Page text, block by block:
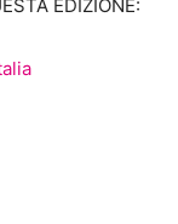
EDIZIONE: